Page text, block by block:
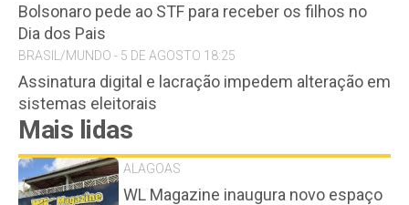
Bolsonaro pede ao STF para receber os filhos no
Dia dos Pais
BRASIL/MUNDO - 5 DE AGOSTO 18:25
Assinatura digital e lacração impedem alteração em
sistemas eleitorais
Mais lidas
ALAGOAS
WL Magazine inaugura novo espaço